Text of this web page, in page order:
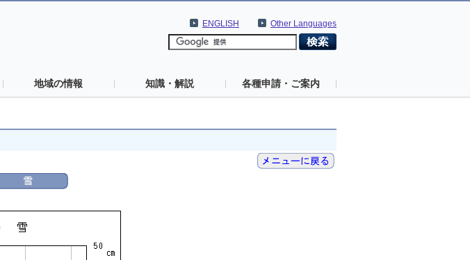
Other Languages
ENGLISH
地域の情報 知識・解説 各種申請・ご案内